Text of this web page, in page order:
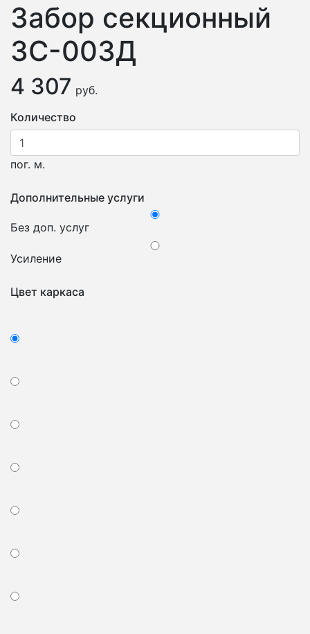
Забор секционный
ЗС-003Д
4 307 руб.
Количество
пог. м.
Дополнительные услуги
Без доп. услуг
Усиление
Цвет каркаса